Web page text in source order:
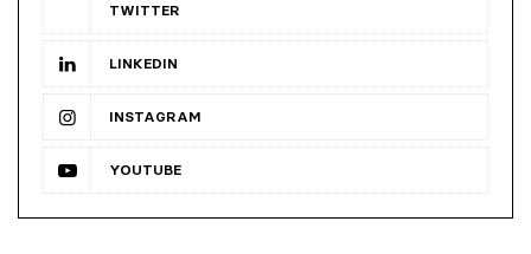
TWITTER
LINKEDIN
INSTAGRAM
YOUTUBE